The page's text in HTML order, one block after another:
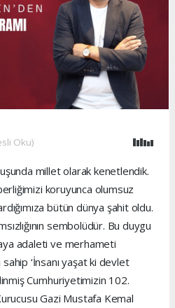
Oku)
millet olarak kenetlendik.
koruyunca olumsuz
bütün dünya şahit oldu.
sembolüdür. Bu duygu
adaleti ve merhameti
‘İnsanı yaşat ki devlet
Cumhuriyetimizin 102.
Gazi Mustafa Kemal